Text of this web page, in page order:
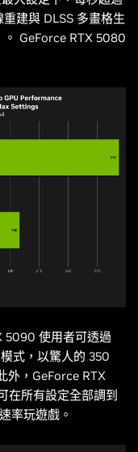
建與 DLSS 多畫格生
。 GeForce RTX 5080
5090 使用者可透過
式，以驚人的 350
外，GeForce RTX
在所有設定全部調到
率玩遊戲。